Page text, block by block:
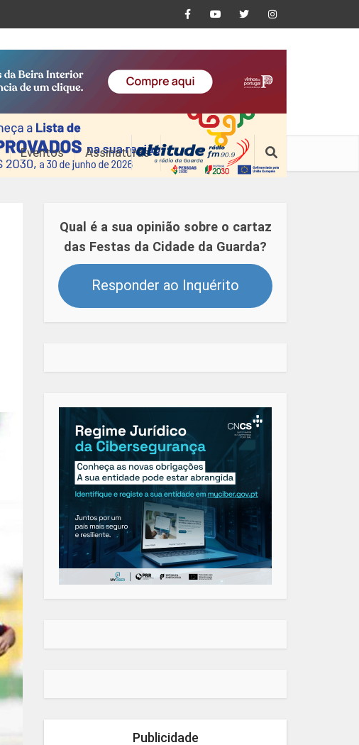
Eventos Assinaturas
Qual é a sua opinião sobre o cartaz
das Festas da Cidade da Guarda?
Responder ao Inquérito
Publicidade